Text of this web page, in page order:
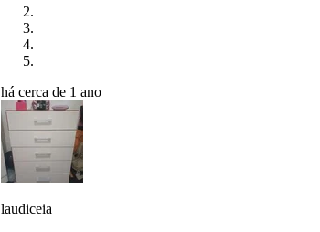
há cerca de 1 ano
laudiceia